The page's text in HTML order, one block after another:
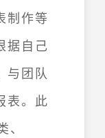
制作等
据自己
与团队
表。此